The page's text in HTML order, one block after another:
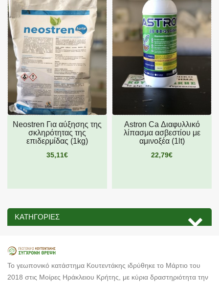
Neostren Για αύξησης της
σκληρότητας της
επιδερμίδας (1kg)
35,11€
Astron Ca Διαφυλλικό
λίπασμα ασβεστίου με
αμινοξέα (1lt)
22,79€
ΚΑΤΗΓΟΡΊΕΣ
Το γεωπονικό κατάστημα Κουτεντάκης ιδρύθηκε το Μάρτιο του
2018 στις Μοίρες Ηράκλειου Κρήτης, με κύρια δραστηριότητα την